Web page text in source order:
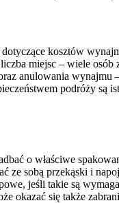
kosztów
miejsc – wiele
anulowania
podróży są
o właściwe
sobą przekąski i
jeśli takie są
okazać się także